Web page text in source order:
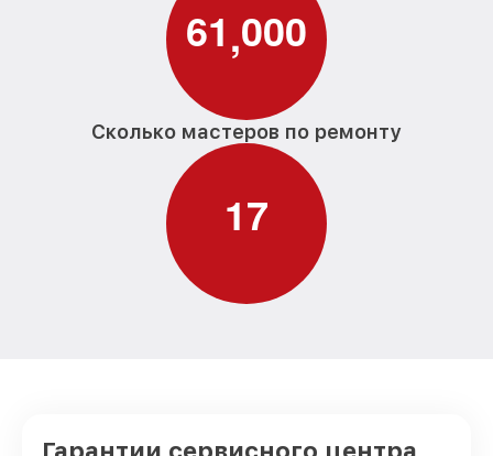
61,000
Сколько мастеров по ремонту
17